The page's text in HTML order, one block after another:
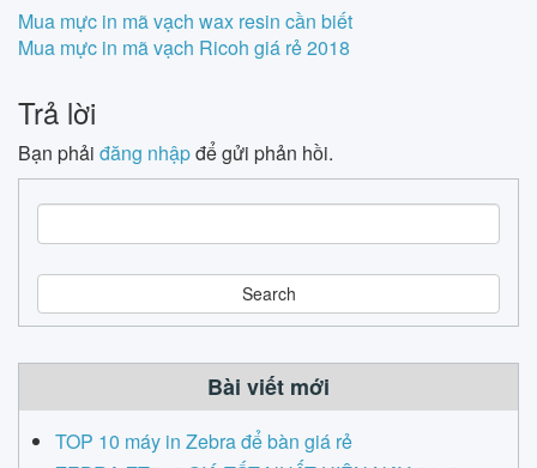
Post
navigation
Mua mực in mã vạch wax resin cần biết
Mua mực in mã vạch Ricoh giá rẻ 2018
Trả lời
Bạn phải đăng nhậpđể gửi phản hồi.
e
a
r
c
Bài viết mới
TOP 10 máy in Zebra để bàn giá rẻ